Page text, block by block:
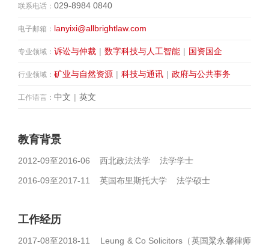
联系电话： 029-8984 0840
电子邮箱： lanyixi@allbrightlaw.com
专业领域： 诉讼与仲裁 | 数字科技与人工智能 | 国资国企
行业领域： 矿业与自然资源 | 科技与通讯 | 政府与公共事务
工作语言： 中文 | 英文
教育背景
2012-09至2016-06 西北政法法学 法学学士
2016-09至2017-11 英国布里斯托大学 法学硕士
工作经历
2017-08至2018-11 Leung & Co Solicitors（英国粱永馨律师